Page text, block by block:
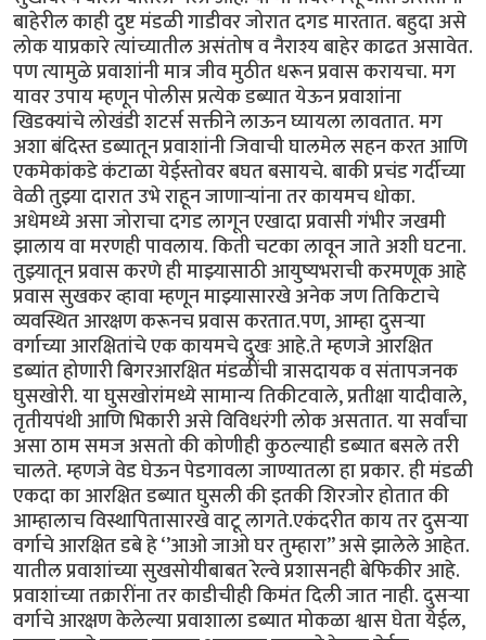
बाहेरील काही दुष्ट मंडळी गाडीवर जोरात दगड मारतात. बहुदा असे
लोक याप्रकारे त्यांच्यातील असंतोष व नैराश्य बाहेर काढत असावेत.
पण त्यामुळे प्रवाशांनी मात्र जीव मुठीत धरून प्रवास करायचा. मग
यावर उपाय म्हणून पोलीस प्रत्येक डब्यात येऊन प्रवाशांना
खिडक्यांचे लोखंडी शटर्स सक्तीने लाऊन घ्यायला लावतात. मग
अशा बंदिस्त डब्यातून प्रवाशांनी जिवाची घालमेल सहन करत आणि
एकमेकांकडे कंटाळा येईस्तोवर बघत बसायचे. बाकी प्रचंड गर्दीच्या
वेळी तुझ्या दारात उभे राहून जाणाऱ्यांना तर कायमच धोका.
अधेमध्ये असा जोराचा दगड लागून एखादा प्रवासी गंभीर जखमी
झालाय वा मरणही पावलाय. किती चटका लावून जाते अशी घटना.
तुझ्यातून प्रवास करणे ही माझ्यासाठी आयुष्यभराची करमणूक आहे
प्रवास सुखकर व्हावा म्हणून माझ्यासारखे अनेक जण तिकिटाचे
व्यवस्थित आरक्षण करूनच प्रवास करतात.पण, आम्हा दुसऱ्या
वर्गाच्या आरक्षितांचे एक कायमचे दुखः आहे.ते म्हणजे आरक्षित
डब्यांत होणारी बिगरआरक्षित मंडळींची त्रासदायक व संतापजनक
घुसखोरी. या घुसखोरांमध्ये सामान्य तिकीटवाले, प्रतीक्षा यादीवाले,
तृतीयपंथी आणि भिकारी असे विविधरंगी लोक असतात. या सर्वांचा
असा ठाम समज असतो की कोणीही कुठल्याही डब्यात बसले तरी
चालते. म्हणजे वेड घेऊन पेडगावला जाण्यातला हा प्रकार. ही मंडळी
एकदा का आरक्षित डब्यात घुसली की इतकी शिरजोर होतात की
आम्हालाच विस्थापितासारखे वाटू लागते.एकंदरीत काय तर दुसऱ्या
वर्गाचे आरक्षित डबे हे ‘’आओ जाओ घर तुम्हारा’’ असे झालेले आहेत.
यातील प्रवाशांच्या सुखसोयीबाबत रेल्वे प्रशासनही बेफिकीर आहे.
प्रवाशांच्या तक्रारींना तर काडीचीही किमंत दिली जात नाही. दुसऱ्या
वर्गाचे आरक्षण केलेल्या प्रवाशाला डब्यात मोकळा श्वास घेता येईल,